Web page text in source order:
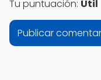
Tu puntuación: Útil